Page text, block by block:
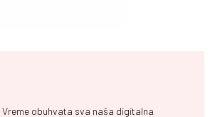
Vreme obuhvata sva naša digitalna